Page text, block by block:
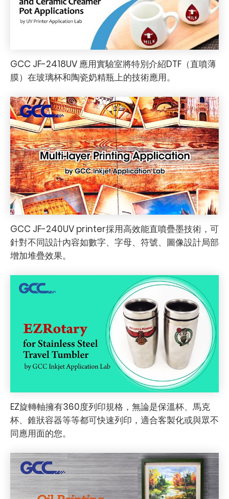
GCC JF-2418UV 應用實驗室將特別介紹DTF（直噴薄
膜）在玻璃杯和陶瓷奶精瓶上的技術應用。
GCC JF-240UV printer採用高效能直噴疊墨技術，可
針對不同設計內容如數字、字母、符號、圖像設計局部
增加堆疊效果。
EZ旋轉軸擁有360度列印規格，無論是保溫杯、馬克
杯、錐狀容器等等都可快速列印，適合客製化或與眾不
同應用面的您。